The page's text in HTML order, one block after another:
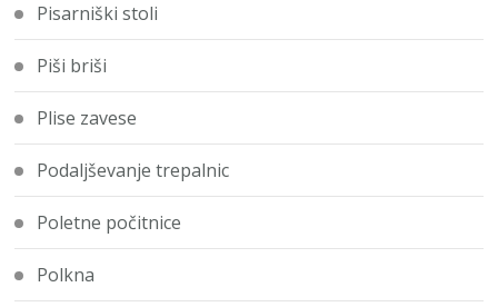
Pisarniški stoli
Piši briši
Plise zavese
Podaljševanje trepalnic
Poletne počitnice
Polkna